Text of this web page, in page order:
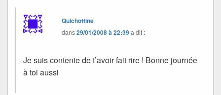
Quichottine
dans29/01/2008 à 22:39a dit :
Je suis contente de t’avoir fait rire ! Bonne journée
à toi aussi